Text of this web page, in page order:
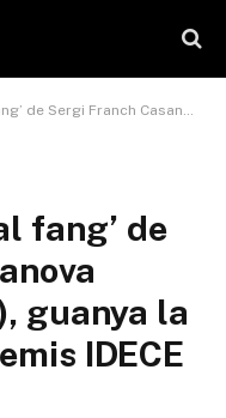
(Institut Deltebre), guanya la 14a edició dels Premis IDECE
fang’ de
guanya la
IDECE